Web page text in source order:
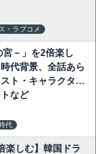
・ラブコメ
宮－」を2倍楽し
代背景、全話あら
ト・キャラクタ
など
代
楽しむ】韓国ドラ